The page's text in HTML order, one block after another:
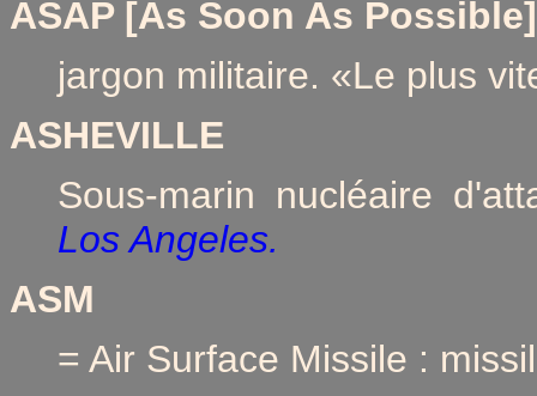
ASAP [As Soon As Possible]
jargon militaire. «Le plus
ASHEVILLE
Sous-marin nucléaire
Los Angeles.
ASM
= Air Surface Missile :